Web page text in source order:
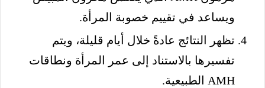
ويساعد في تقييم خصوبة المرأة.
تظهر النتائج عادةً خلال أيام قليلة، ويتم
تفسيرها بالاستناد إلى عمر المرأة ونطاقات
AMH الطبيعية.